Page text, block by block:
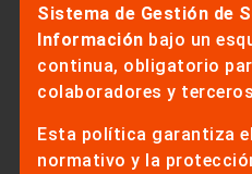
Sistema de Gestión de
Información bajo un
continua, obligatorio
colaboradores y
Esta política garantiza
normativo y la